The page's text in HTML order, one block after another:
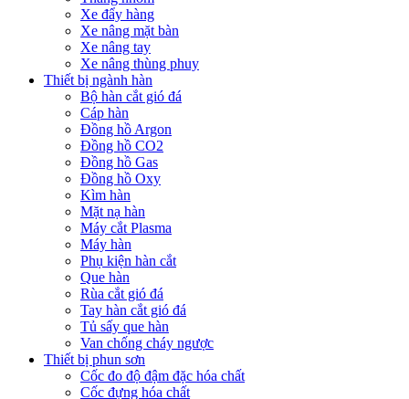
Xe đẩy hàng
Xe nâng mặt bàn
Xe nâng tay
Xe nâng thùng phuy
Thiết bị ngành hàn
Bộ hàn cắt gió đá
Cáp hàn
Đồng hồ Argon
Đồng hồ CO2
Đồng hồ Gas
Đồng hồ Oxy
Kìm hàn
Mặt nạ hàn
Máy cắt Plasma
Máy hàn
Phụ kiện hàn cắt
Que hàn
Rùa cắt gió đá
Tay hàn cắt gió đá
Tủ sấy que hàn
Van chống cháy ngược
Thiết bị phun sơn
Cốc đo độ đậm đặc hóa chất
Cốc đựng hóa chất